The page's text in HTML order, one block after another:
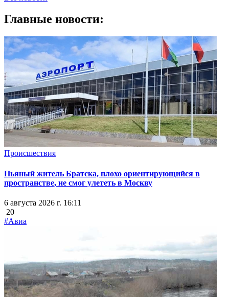
Главные новости:
Происшествия
Пьяный житель Братска, плохо ориентирующийся в
пространстве, не смог улететь в Москву
6 августа 2026 г. 16:11
20
#Авиа